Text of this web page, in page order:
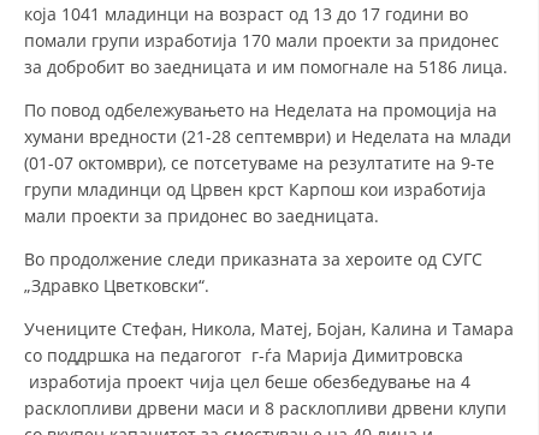
ПРИРАЧНИЦИ
СТРАТЕГИИ
ЕДУКАТИВНО ИНФОРМАТИВНИ МАТЕРИЈАЛИ
БРОШУРИ
ПОСТЕРИ
ПРЕЗЕНТАЦИИ
која 1041 младинци на возраст од 13 до 17 години во
помали групи изработија 170 мали проекти за придонес
за добробит во заедницата и им помогнале на 5186 лица.
По повод одбележувањето на Неделата на промоција на
хумани вредности (21-28 септември) и Неделата на млади
(01-07 октомври), се потсетуваме на резултатите на 9-те
групи младинци од Црвен крст Карпош кои изработија
мали проекти за придонес во заедницата.
Во продолжение следи приказната за хероите од СУГС
„Здравко Цветковски“.
Учениците Стефан, Никола, Матеј, Бојан, Калина и Тамара
со поддршка на педагогот г-ѓа Марија Димитровска
изработија проект чија цел беше обезбедување на 4
расклопливи дрвени маси и 8 расклопливи дрвени клупи